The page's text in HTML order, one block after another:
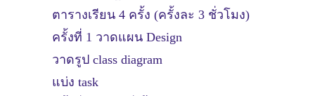
ตารางเรียน 4 ครั้ง (ครั้งละ 3 ชั่วโมง)
ครั้งที่ 1 วาดแผน Design
วาดรูป class diagram
แบ่ง task